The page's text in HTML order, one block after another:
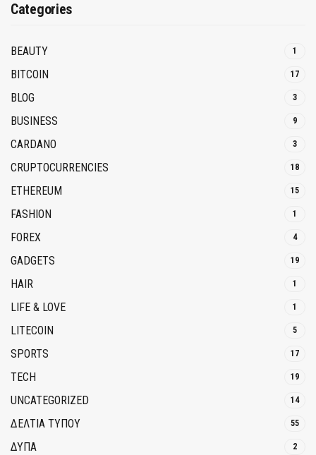
Categories
BEAUTY 1
BITCOIN 17
BLOG 3
BUSINESS 9
CARDANO 3
CRUPTOCURRENCIES 18
ETHEREUM 15
FASHION 1
FOREX 4
GADGETS 19
HAIR 1
LIFE & LOVE 1
LITECOIN 5
SPORTS 17
TECH 19
UNCATEGORIZED 14
ΔΕΛΤΙΑ ΤΥΠΟΥ 55
ΔΥΠΑ 2